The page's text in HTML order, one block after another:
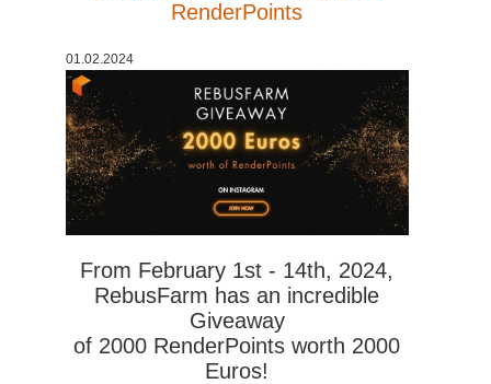
История платежей
Редактировать профиль
TeamManager
Redshift
RenderPoints
01.02.2024
From February 1st - 14th, 2024,
RebusFarm has an incredible
Giveaway
of 2000 RenderPoints worth 2000
Euros!